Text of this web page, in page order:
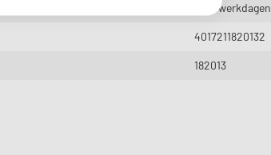
2 - 3 werkdagen
4017211820132
182013